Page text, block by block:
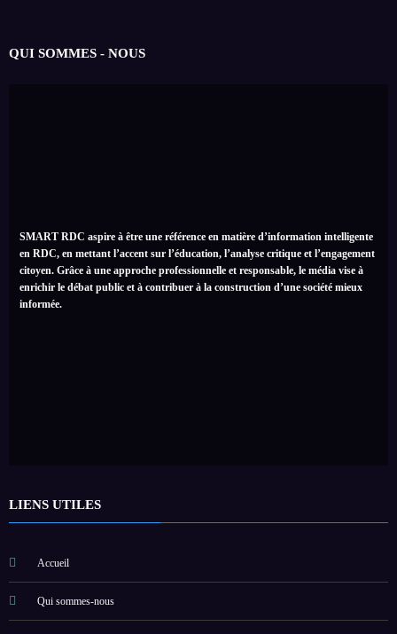
QUI SOMMES - NOUS
SMART RDC aspire à être une référence en matière d’information intelligente
en RDC, en mettant l’accent sur l’éducation, l’analyse critique et l’engagement
citoyen. Grâce à une approche professionnelle et responsable, le média vise à
enrichir le débat public et à contribuer à la construction d’une société mieux
informée.
LIENS UTILES
Accueil
Qui sommes-nous